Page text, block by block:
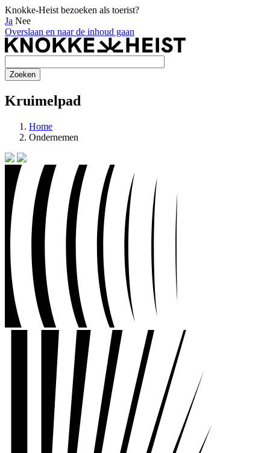
Knokke-Heist bezoeken als toerist?
Ja Nee
Overslaan en naar de inhoud gaan
Kruimelpad
Home
Ondernemen